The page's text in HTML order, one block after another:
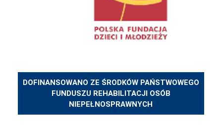
DOFINANSOWANO ZE ŚRODKÓW PAŃSTWOWEGO
FUNDUSZU REHABILITACJI OSÓB
NIEPEŁNOSPRAWNYCH